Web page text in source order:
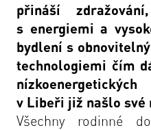
přináší
s energiemi a
bydlení s
technologiemi čím
v Libeři již našlo své
Všechny rodinné